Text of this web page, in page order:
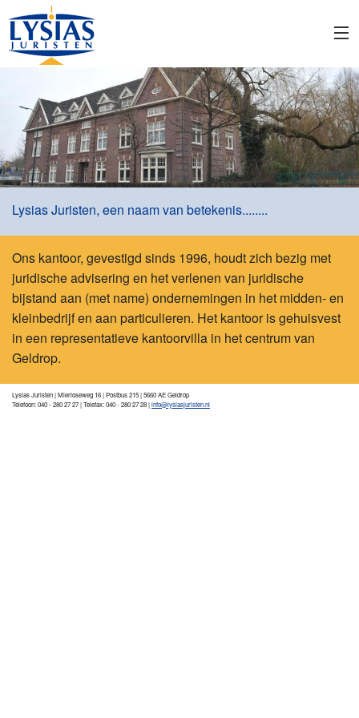
Lysias Juristen, een naam van betekenis........
Ons kantoor, gevestigd sinds 1996, houdt zich bezig met
juridische advisering en het verlenen van juridische
bijstand aan (met name) ondernemingen in het midden- en
kleinbedrijf en aan particulieren. Het kantoor is gehuisvest
in een representatieve kantoorvilla in het centrum van
Geldrop.
Lysias Juristen | Mierloseweg 16 | Postbus 215 | 5660 AE Geldrop
Telefoon: 040 - 280 27 27 | Telefax: 040 - 280 27 28 |info@lysiasjuristen.nl